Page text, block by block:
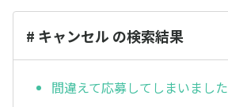
# キャンセル の検索結果
間違えて応募してしまいました